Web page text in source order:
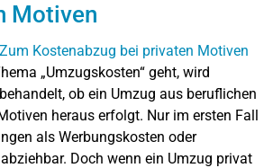
Motiven
„Umzugskosten“ geht, wird
ob ein Umzug aus beruflichen
heraus erfolgt. Nur im ersten Fall
als Werbungskosten oder
Doch wenn ein Umzug privat